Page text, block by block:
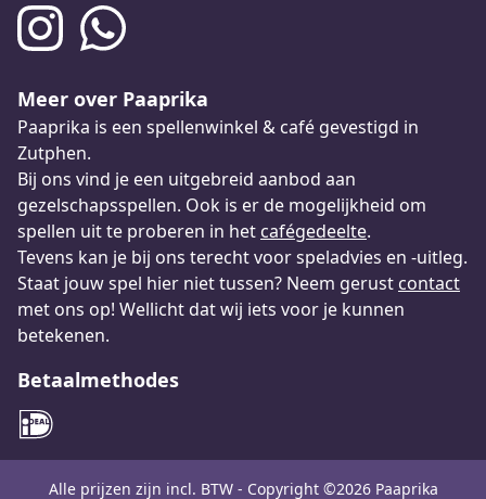
Meer over Paaprika
Paaprika is een spellenwinkel & café gevestigd in
Zutphen.
Bij ons vind je een uitgebreid aanbod aan
gezelschapsspellen. Ook is er de mogelijkheid om
spellen uit te proberen in het cafégedeelte.
Tevens kan je bij ons terecht voor speladvies en -uitleg.
Staat jouw spel hier niet tussen? Neem gerust contact
met ons op! Wellicht dat wij iets voor je kunnen
betekenen.
Betaalmethodes
Alle prijzen zijn incl. BTW - Copyright ©2026 Paaprika